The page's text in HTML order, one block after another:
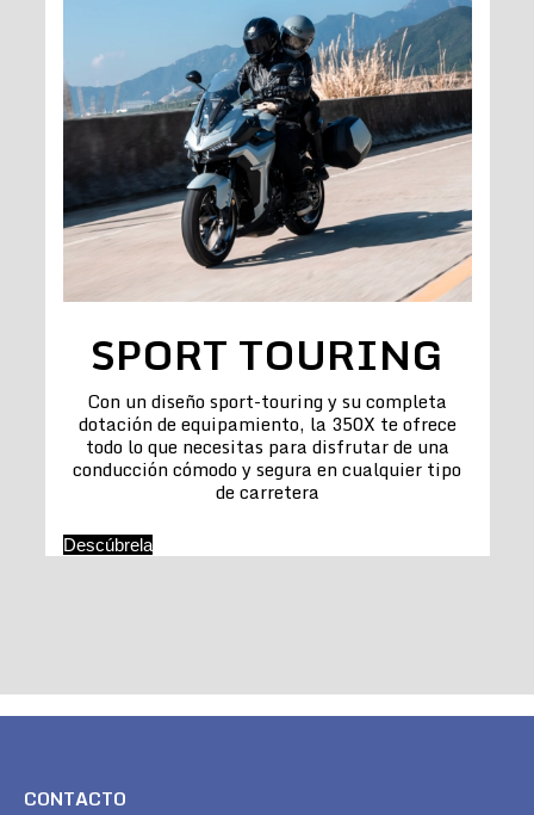
SPORT TOURING
Con un diseño sport-touring y su completa
dotación de equipamiento, la 350X te ofrece
todo lo que necesitas para disfrutar de una
conducción cómodo y segura en cualquier tipo
de carretera
Descúbrela
CONTACTO